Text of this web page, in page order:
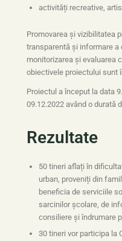
activități recreative,
Promovarea și vizibilitatea
transparentă și informare a
monitorizarea și evaluarea
obiectivele proiectului sunt
Proiectul a început la data
09.12.2022 având o durată
Rezultate
50 tineri aflați în
urban, proveniți din
beneficia de serviciile
sarcinilor școlare, de
consiliere și îndrumare
30 tineri vor participa la